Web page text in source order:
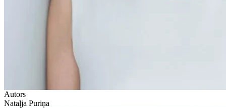
Autors
Nataļja Puriņa